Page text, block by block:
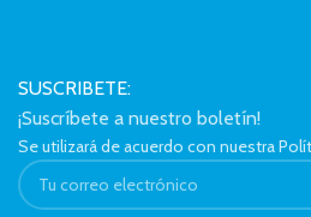
SUSCRIBETE:
¡Suscríbete a nuestro boletín!
Se utilizará de acuerdo con nuestra